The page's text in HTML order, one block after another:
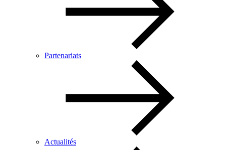
Partenariats
Actualités